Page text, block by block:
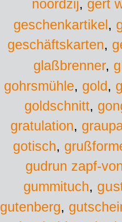
noordzij, gert
geschenkartikel ,
geschäftskarten,
glaßbrenner,
gohrsmühle, gold,
goldschnitt,
gratulation,
gotisch,
gudrun zapf-
gummituch,
gutenberg,